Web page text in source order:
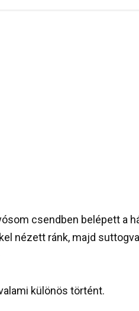
csendben belépett a
nézett ránk, majd
különös történt.